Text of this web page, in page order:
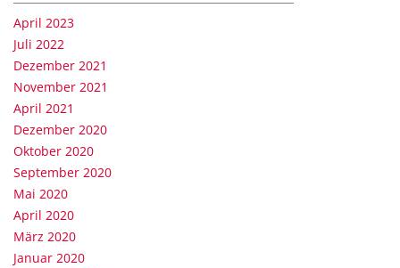
April 2023
Juli 2022
Dezember 2021
November 2021
April 2021
Dezember 2020
Oktober 2020
September 2020
Mai 2020
April 2020
März 2020
Januar 2020